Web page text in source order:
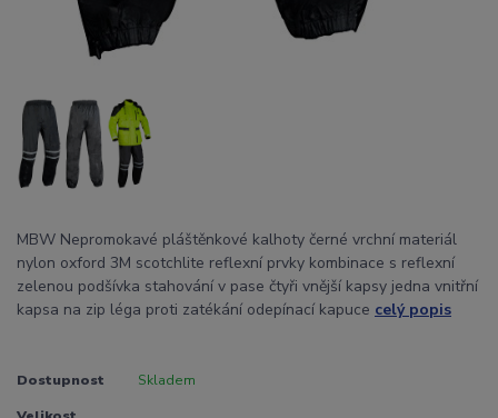
MBW Nepromokavé pláštěnkové kalhoty černé vrchní materiál
nylon oxford 3M scotchlite reflexní prvky kombinace s reflexní
zelenou podšívka stahování v pase čtyři vnější kapsy jedna vnitřní
kapsa na zip léga proti zatékání odepínací kapuce celý popis
Dostupnost Skladem